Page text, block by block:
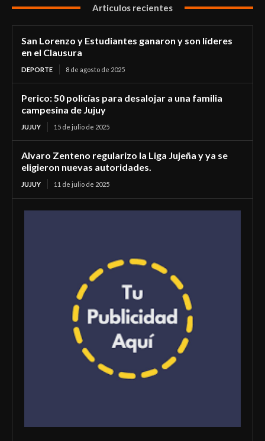
Articulos recientes
San Lorenzo y Estudiantes ganaron y son líderes
en el Clausura
DEPORTE 8 de agosto de 2025
Perico: 50 policías para desalojar a una familia
campesina de Jujuy
JUJUY 15 de julio de 2025
Alvaro Zenteno regularizo la Liga Jujeña y ya se
eligieron nuevas autoridades.
JUJUY 11 de julio de 2025